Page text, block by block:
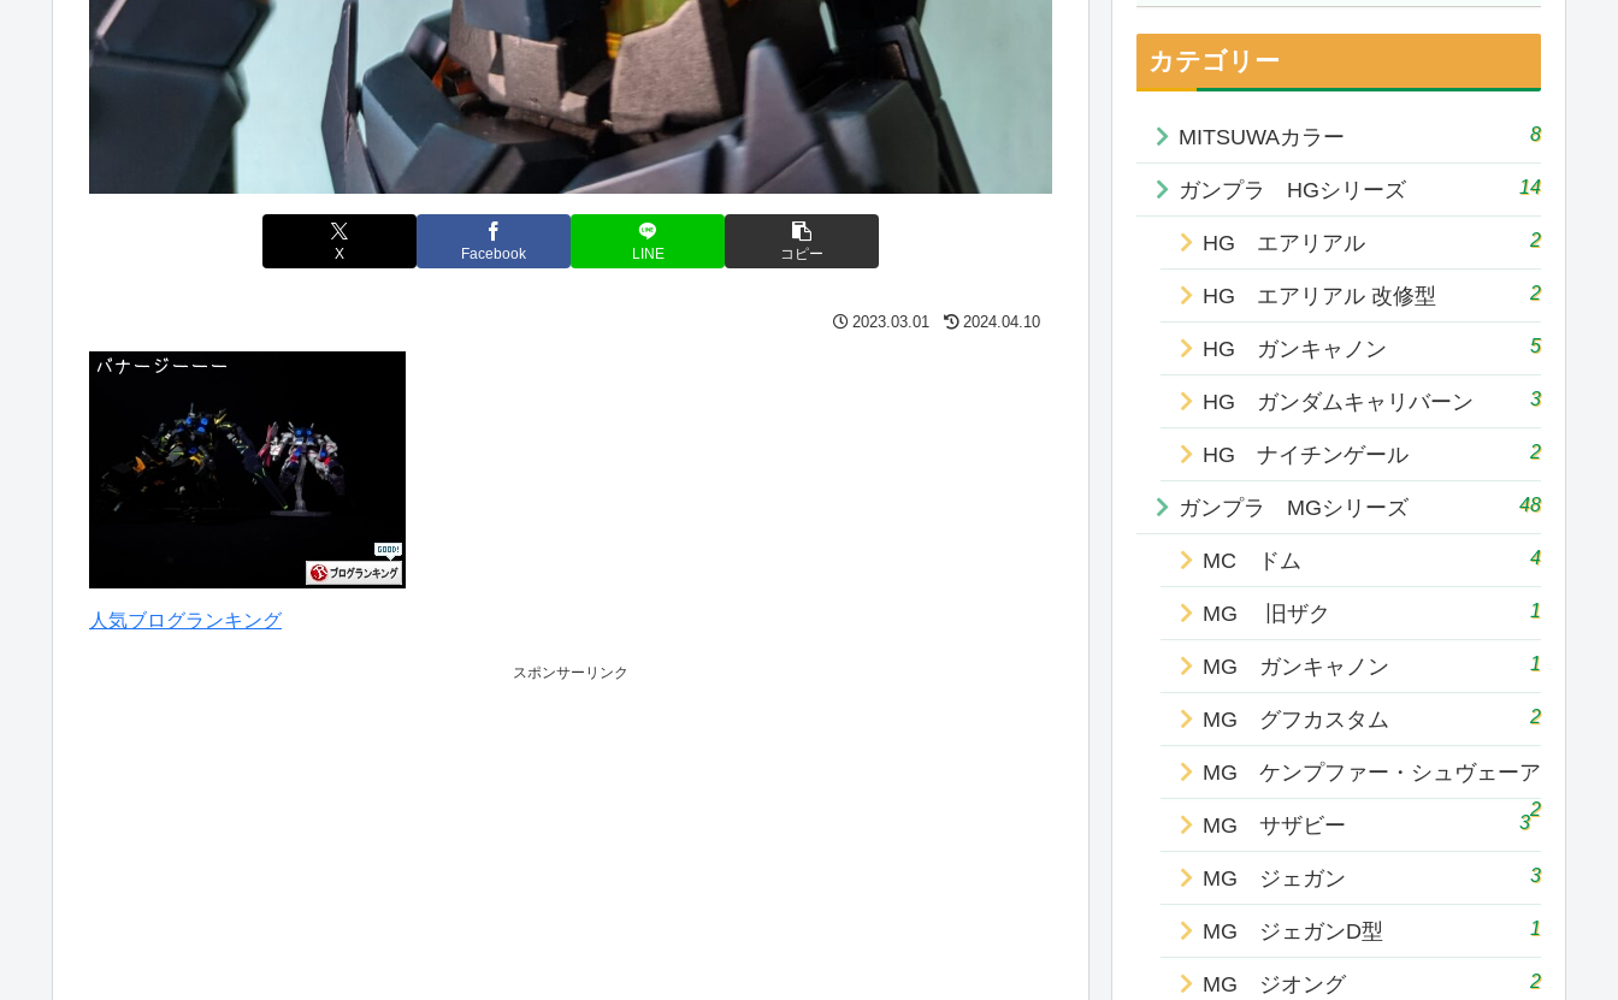
X Facebook LINE コピー
2023.03.01 2024.04.10
人気ブログランキング
スポンサーリンク
カテゴリー
MITSUWAカラー 8
ガンプラ HGシリーズ 14
HG エアリアル 2
HG エアリアル 改修型 2
HG ガンキャノン 5
HG ガンダムキャリバーン 3
HG ナイチンゲール 2
ガンプラ MGシリーズ 48
MC ドム 4
MG 旧ザク 1
MG ガンキャノン 1
MG グフカスタム 2
MG ケンプファー・シュヴェーア
2
MG サザビー 3
MG ジェガン 3
MG ジェガンD型 1
MG ジオング 2